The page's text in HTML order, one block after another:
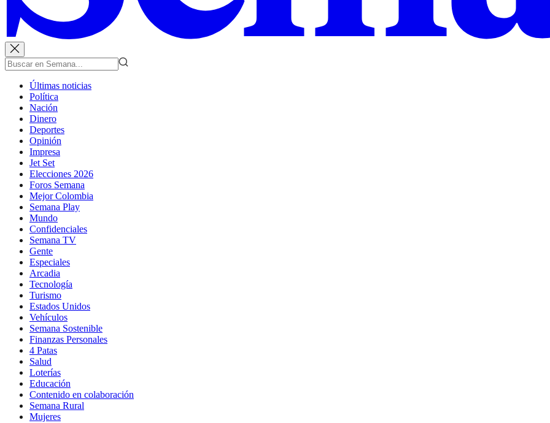
Últimas noticias
Política
Nación
Dinero
Deportes
Opinión
Impresa
Jet Set
Elecciones 2026
Foros Semana
Mejor Colombia
Semana Play
Mundo
Confidenciales
Semana TV
Gente
Especiales
Arcadia
Tecnología
Turismo
Estados Unidos
Vehículos
Semana Sostenible
Finanzas Personales
4 Patas
Salud
Loterías
Educación
Contenido en colaboración
Semana Rural
Mujeres